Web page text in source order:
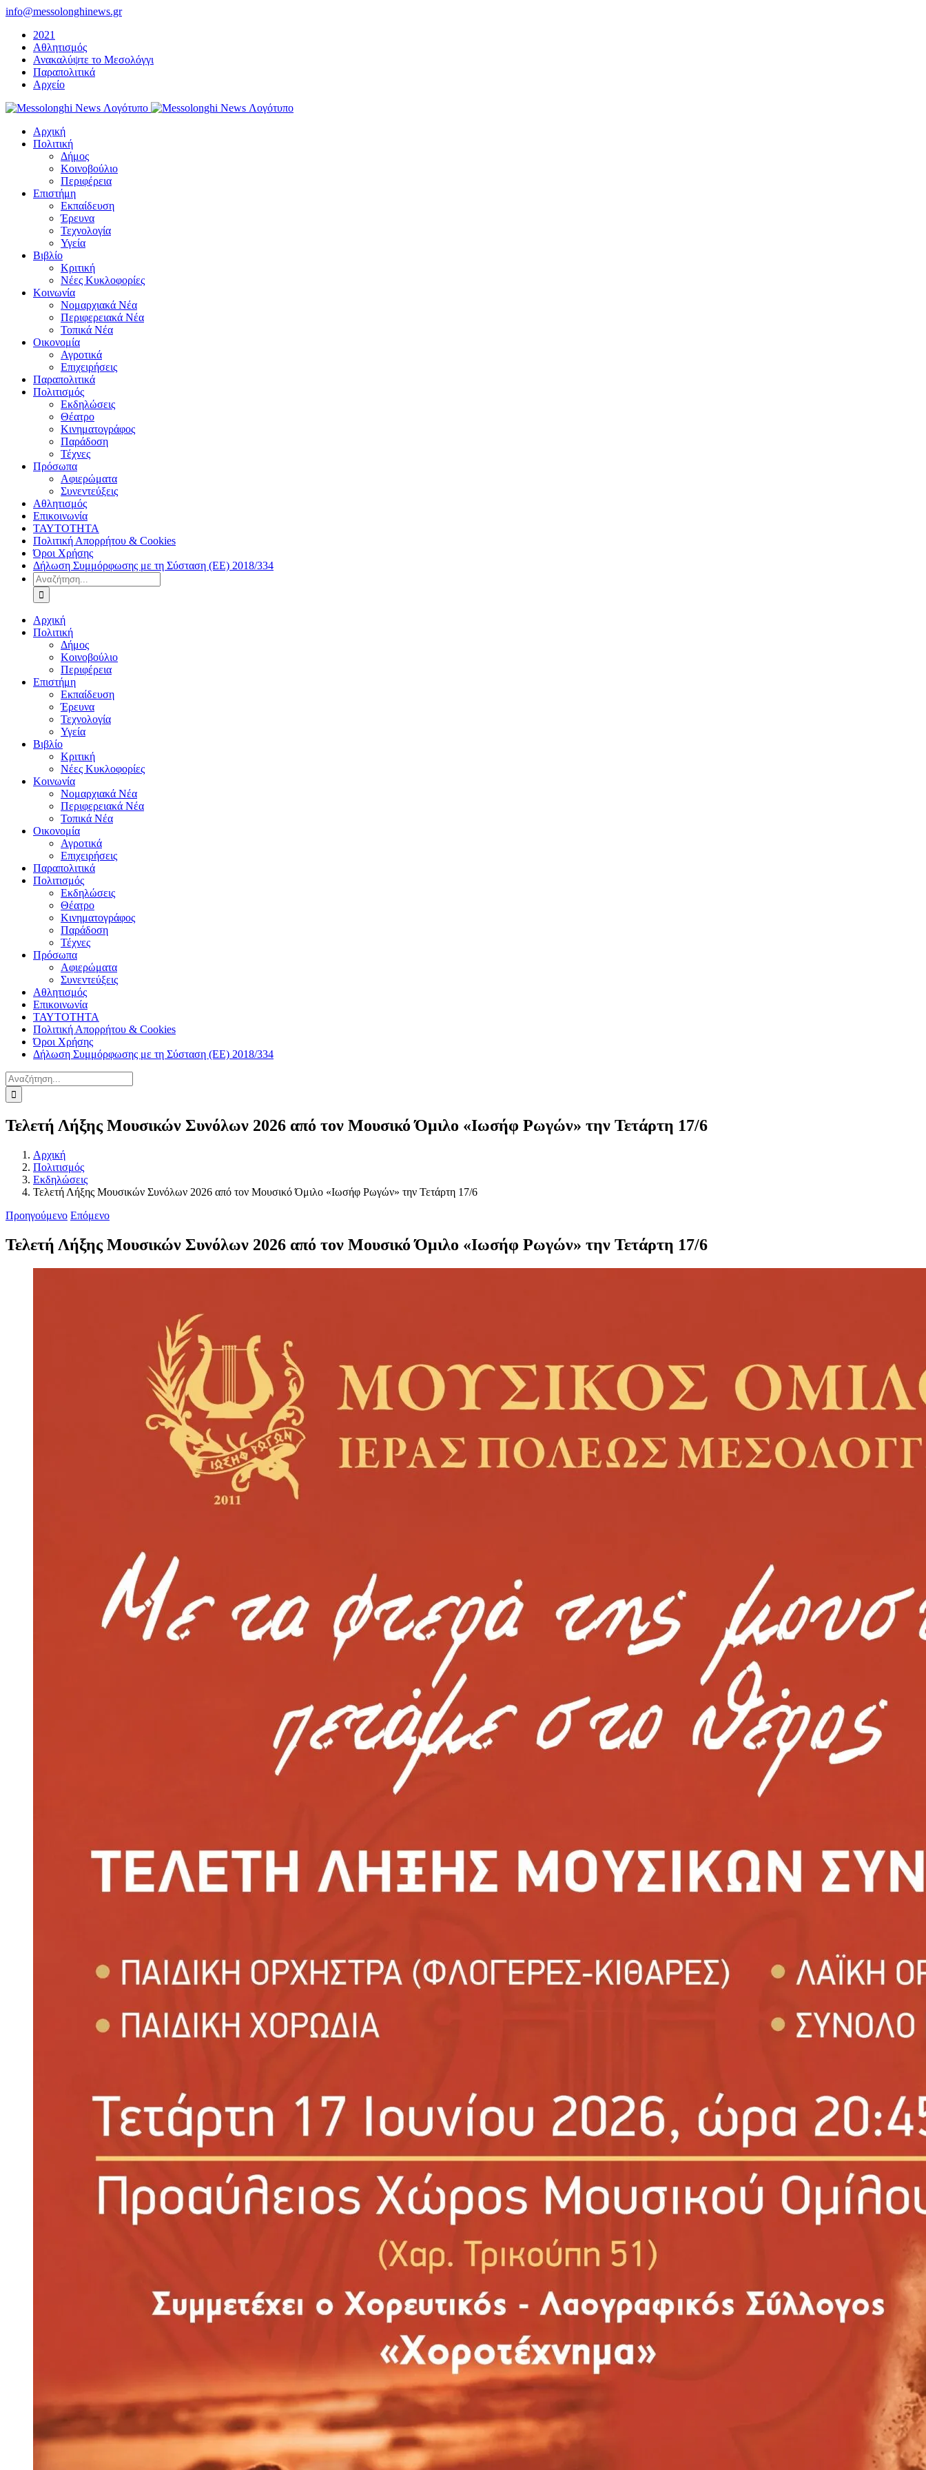
Μετάβαση
περιεχόμενο
info@messolonghinews.gr
2021
Αθλητισμός
Ανακαλύψτε το Μεσολόγγι
Παραπολιτικά
Αρχείο
Αρχική
Πολιτική
Δήμος
Κοινοβούλιο
Περιφέρεια
Επιστήμη
Εκπαίδευση
Έρευνα
Τεχνολογία
Υγεία
Βιβλίο
Κριτική
Νέες Κυκλοφορίες
Κοινωνία
Νομαρχιακά Νέα
Περιφερειακά Νέα
Τοπικά Νέα
Οικονομία
Αγροτικά
Επιχειρήσεις
Παραπολιτικά
Πολιτισμός
Εκδηλώσεις
Θέατρο
Κινηματογράφος
Παράδοση
Τέχνες
Πρόσωπα
Αφιερώματα
Συνεντεύξεις
Αθλητισμός
Επικοινωνία
ΤΑΥΤΟΤΗΤΑ
Πολιτική Απορρήτου & Cookies
Όροι Χρήσης
Δήλωση Συμμόρφωσης με τη Σύσταση (ΕΕ) 2018/334
Αναζήτηση
για:
Αρχική
Πολιτική
Δήμος
Κοινοβούλιο
Περιφέρεια
Επιστήμη
Εκπαίδευση
Έρευνα
Τεχνολογία
Υγεία
Βιβλίο
Κριτική
Νέες Κυκλοφορίες
Κοινωνία
Νομαρχιακά Νέα
Περιφερειακά Νέα
Τοπικά Νέα
Οικονομία
Αγροτικά
Επιχειρήσεις
Παραπολιτικά
Πολιτισμός
Εκδηλώσεις
Θέατρο
Κινηματογράφος
Παράδοση
Τέχνες
Πρόσωπα
Αφιερώματα
Συνεντεύξεις
Αθλητισμός
Επικοινωνία
ΤΑΥΤΟΤΗΤΑ
Πολιτική Απορρήτου & Cookies
Όροι Χρήσης
Δήλωση Συμμόρφωσης με τη Σύσταση (ΕΕ) 2018/334
Αναζήτηση
για:
Τελετή Λήξης Μουσικών Συνόλων 2026 από τον Μουσικό Όμιλο «Ιωσήφ Ρωγών» την Τετάρτη 17/6
Αρχική
Πολιτισμός
Εκδηλώσεις
Τελετή Λήξης Μουσικών Συνόλων 2026 από τον Μουσικό Όμιλο «Ιωσήφ Ρωγών» την Τετάρτη 17/6
Προηγούμενο Επόμενο
Τελετή Λήξης Μουσικών Συνόλων 2026 από τον Μουσικό Όμιλο «Ιωσήφ Ρωγών» την Τετάρτη 17/6